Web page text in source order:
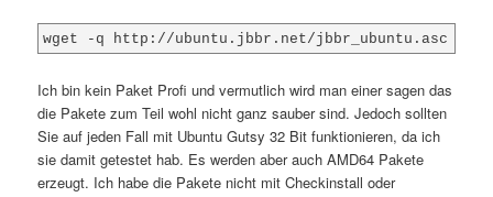
wget -q http://ubuntu.jbbr.net/jbbr_ubuntu.asc -O-
Ich bin kein Paket Profi und vermutlich wird man einer sagen das
die Pakete zum Teil wohl nicht ganz sauber sind. Jedoch sollten
Sie auf jeden Fall mit Ubuntu Gutsy 32 Bit funktionieren, da ich
sie damit getestet hab. Es werden aber auch AMD64 Pakete
erzeugt. Ich habe die Pakete nicht mit Checkinstall oder